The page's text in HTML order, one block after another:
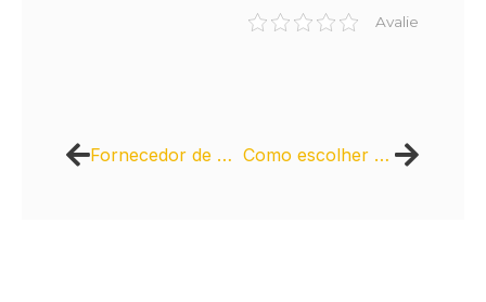
Avalie
Fornecedor de Massa Asfáltica para Empresas de Pavimentação Como escolher a melhor pavimentação para projetos de infraestrutura